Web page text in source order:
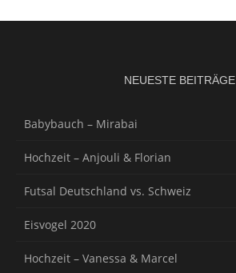
NEUESTE BEITRÄGE
Babybauch – Mirabai
Hochzeit – Anjouli & Florian
Futsal Deutschland vs. Schweiz
Eisvogel 2020
Hochzeit – Vanessa & Marcel